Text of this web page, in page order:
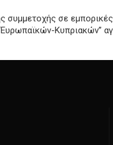
συμμετοχής σε
Κυπριακών”